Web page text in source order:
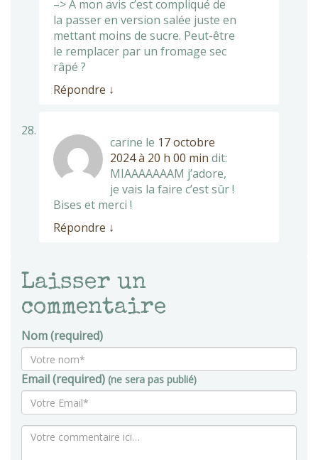
–> A mon avis c’est compliqué de
la passer en version salée juste en
mettant moins de sucre. Peut-être
le remplacer par un fromage sec
râpé ?
Répondre ↓
carine le 17 octobre
2024 à 20 h 00 min dit:
MIAAAAAAAM j’adore,
je vais la faire c’est sûr !
Bises et merci !
Répondre ↓
Laisser un
commentaire
Nom (required)
Email (required) (ne sera pas publié)